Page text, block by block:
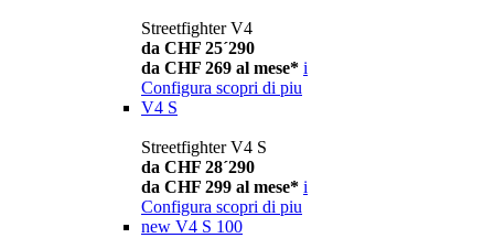
Streetfighter V4
da CHF 25´290
da CHF 269 al mese* i
Configura scopri di piu
V4 S
Streetfighter V4 S
da CHF 28´290
da CHF 299 al mese* i
Configura scopri di piu
new V4 S 100